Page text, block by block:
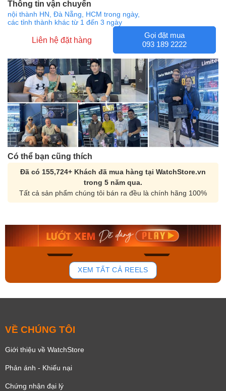
Thông tin vận chuyển
nội thành HN, Đà Nẵng, HCM trong ngày,
các tỉnh thành khác từ 1 đến 3 ngày
Liên hệ đặt hàng
Gọi đặt mua
093 189 2222
Có thể bạn cũng thích
Đã có 155,724+ Khách đã mua hàng tại WatchStore.vn
trong 5 năm qua.
Tất cả sản phẩm chúng tôi bán ra đều là chính hãng 100%
172
Orient Nam RA-
Mua ngay
Casio Nam MTS-
Mua ngay
XEM TẤT CẢ REELS
VỀ CHÚNG TÔI
Giới thiệu về WatchStore
Phản ánh - Khiếu nại
Chứng nhận đại lý